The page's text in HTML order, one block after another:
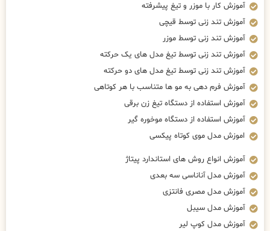
آموزش کار با موزر و تیغ پیشرفته
آموزش تند زنی توسط قیچی
آموزش تند زنی توسط موزر
آموزش تند زنی توسط تیغ مدل های یک حرکته
آموزش تند زنی توسط تیغ مدل های دو حرکته
آموزش فرم دهی به مو ها متناسب با هر کوتاهی
آموزش استفاده از دستگاه تیغ زن برقی
آموزش استفاده از دستگاه موخوره گیر
اموزش مدل موی کوتاه پیکسی
آموزش انواع روش های استاندارد پیتاژ
آموزش مدل آناناسی سه بعدی
آموزش مدل مصری فانتزی
آموزش مدل سیبل
آموزش مدل کوپ لیر